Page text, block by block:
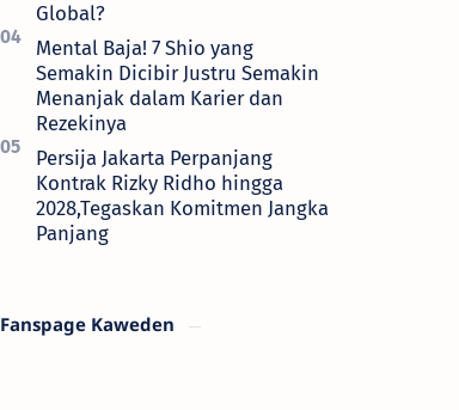
Global?
Mental Baja! 7 Shio yang
Semakin Dicibir Justru Semakin
Menanjak dalam Karier dan
Rezekinya
Persija Jakarta Perpanjang
Kontrak Rizky Ridho hingga
2028,Tegaskan Komitmen Jangka
Panjang
Fanspage Kaweden